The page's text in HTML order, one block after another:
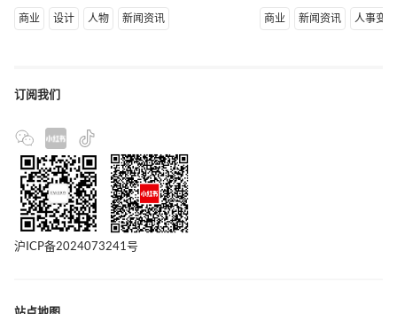
商业 设计 人物 新闻资讯 商业 新闻资讯 人事变动
订阅我们
沪ICP备2024073241号